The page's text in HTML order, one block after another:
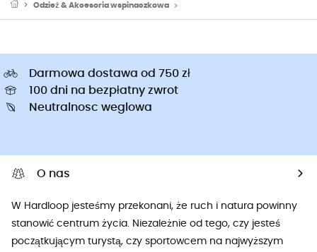
Odzież & Akcesoria wspinaczkowa
Darmowa dostawa od 750 zł
100 dni na bezpłatny zwrot
Neutralnosc weglowa
O nas
W Hardloop jesteśmy przekonani, że ruch i natura powinny
stanowić centrum życia. Niezależnie od tego, czy jesteś
początkującym turystą, czy sportowcem na najwyższym